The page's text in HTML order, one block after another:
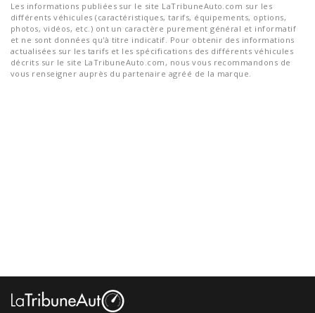
Les informations publiées sur le site LaTribuneAuto.com sur les
différents véhicules (caractéristiques, tarifs, équipements, options,
photos, vidéos, etc.) ont un caractère purement général et informatif
et ne sont données qu'à titre indicatif. Pour obtenir des informations
actualisées sur les tarifs et les spécifications des différents véhicules
décrits sur le site LaTribuneAuto.com, nous vous recommandons de
vous renseigner auprès du partenaire agréé de la marque.